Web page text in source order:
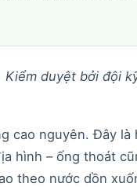
Kiểm duyệt bởi đội
cao nguyên. Đây là
hình – ống thoát
theo nước dồn